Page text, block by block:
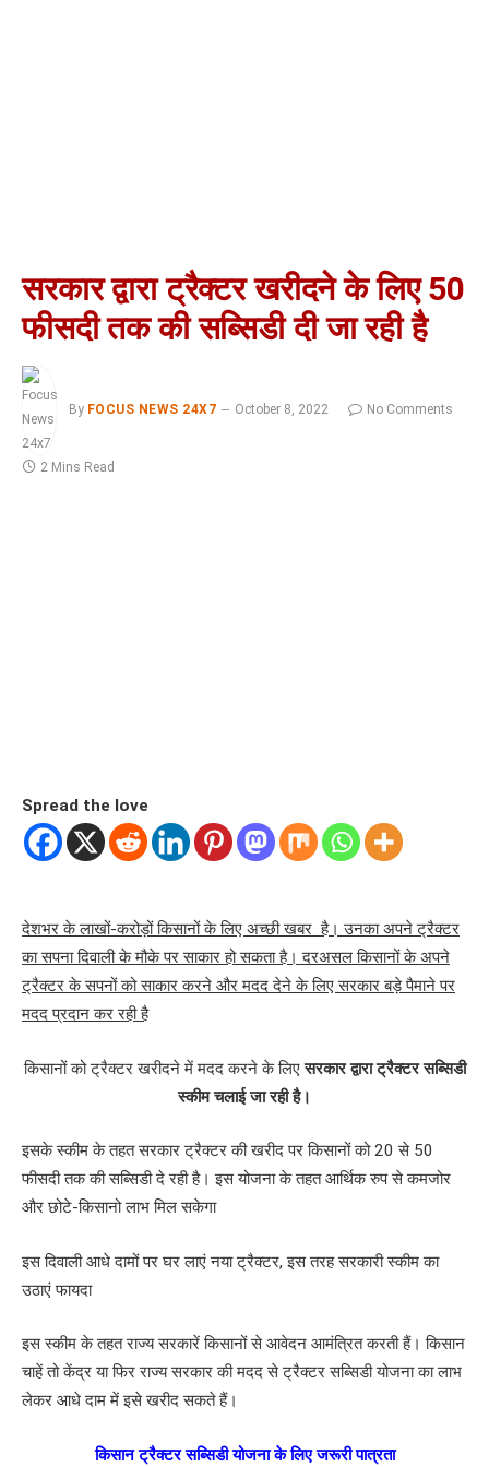
सरकार द्वारा ट्रैक्टर खरीदने के लिए 50
फीसदी तक की सब्सिडी दी जा रही है
By FOCUS NEWS 24X7 October 8, 2022 No Comments
2 Mins Read
Spread the love
देशभर के लाखों-करोड़ों किसानों के लिए अच्छी खबर है। उनका अपने ट्रैक्टर
का सपना दिवाली के मौके पर साकार हो सकता है। दरअसल किसानों के अपने
ट्रैक्टर के सपनों को साकार करने और मदद देने के लिए सरकार बड़े पैमाने पर
मदद प्रदान कर रही है
किसानों को ट्रैक्टर खरीदने में मदद करने के लिएसरकार द्वारा ट्रैक्टर सब्सिडी
स्कीम चलाई जा रही है।
इसके स्कीम के तहत सरकार ट्रैक्टर की खरीद पर किसानों को 20 से 50
फीसदी तक की सब्सिडी दे रही है। इस योजना के तहत आर्थिक रुप से कमजोर
और छोटे-किसानो लाभ मिल सकेगा
इस दिवाली आधे दामों पर घर लाएं नया ट्रैक्टर, इस तरह सरकारी स्कीम का
उठाएं फायदा
इस स्कीम के तहत राज्य सरकारें किसानों से आवेदन आमंत्रित करती हैं। किसान
चाहें तो केंद्र या फिर राज्य सरकार की मदद से ट्रैक्टर सब्सिडी योजना का लाभ
लेकर आधे दाम में इसे खरीद सकते हैं।
किसान ट्रैक्टर सब्सिडी योजना के लिए जरूरी पात्रता